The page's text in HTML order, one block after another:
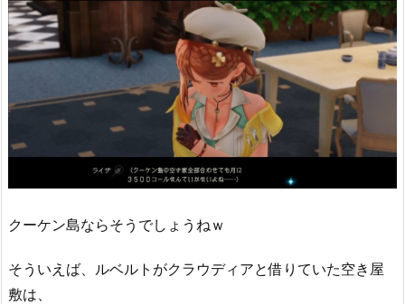
クーケン島ならそうでしょうねｗ
そういえば、ルベルトがクラウディアと借りていた空き屋
敷は、